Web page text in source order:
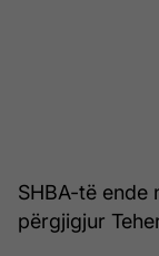
SHBA-të ende
përgjigjur